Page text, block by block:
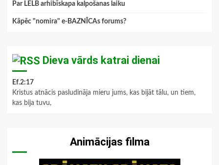
Par LELB arhibīskapa kalpošanas laiku
Kāpēc "nomira" e-BAZNĪCAs forums?
Dieva vārds katrai dienai
Ef.2:17
Kristus atnācis pasludināja mieru jums, kas bijāt tālu, un tiem,
kas bija tuvu,
Animācijas filma